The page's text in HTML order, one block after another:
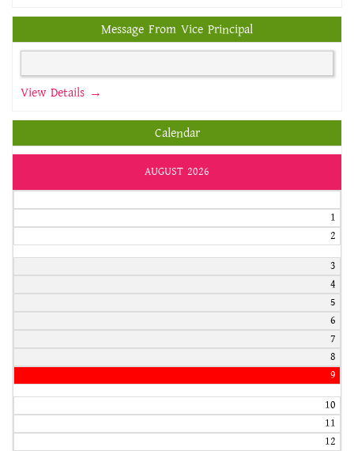
Message From Vice Principal
View Details →
Calendar
AUGUST 2026
1
2
3
4
5
6
7
8
9
10
11
12